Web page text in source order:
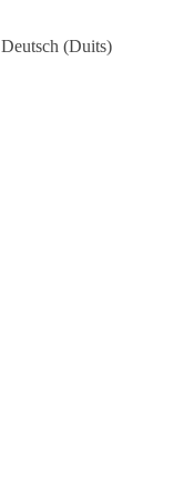
Deutsch (Duits)